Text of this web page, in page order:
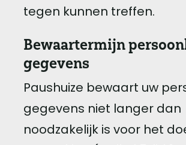
tegen kunnen treffen.
Bewaartermijn
gegevens
Paushuize bewaart uw
gegevens niet langer dan
noodzakelijk is voor het